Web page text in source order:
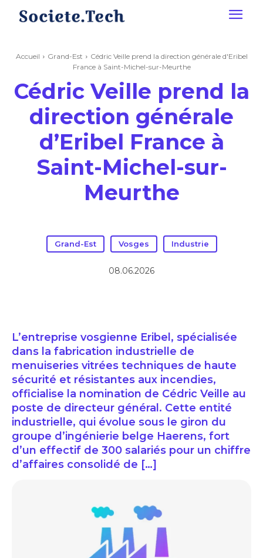
Accueil Grand-Est
Cédric Veille prend la direction générale d'Eribel
France à Saint-Michel-sur-Meurthe
Cédric Veille prend la
direction générale
d’Eribel France à
Saint-Michel-sur-
Meurthe
Grand-Est Vosges Industrie
08.06.2026
L’entreprise vosgienne Eribel, spécialisée
dans la fabrication industrielle de
menuiseries vitrées techniques de haute
sécurité et résistantes aux incendies,
officialise la nomination de Cédric Veille au
poste de directeur général. Cette entité
industrielle, qui évolue sous le giron du
groupe d’ingénierie belge Haerens, fort
d’un effectif de 300 salariés pour un chiffre
d’affaires consolidé de […]